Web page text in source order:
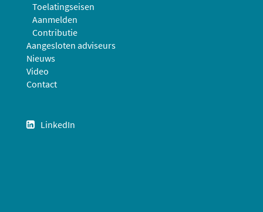
Toelatingseisen
Aanmelden
Contributie
Aangesloten adviseurs
Nieuws
Video
Contact
LinkedIn